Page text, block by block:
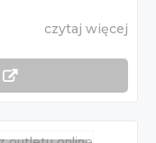
czytaj więcej